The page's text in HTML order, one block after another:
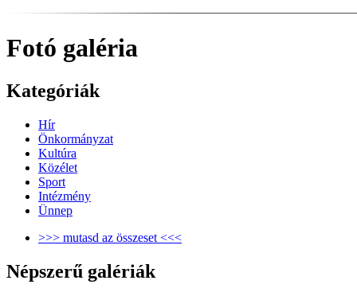
Fotó galéria
Kategóriák
Hír
Önkormányzat
Kultúra
Közélet
Sport
Intézmény
Ünnep
>>> mutasd az összeset <<<
Népszerű galériák